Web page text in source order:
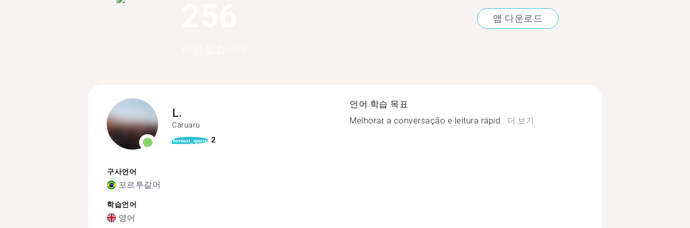
앱 다운로드
L.
Caruaru
format_quote 2
구사언어
포르투갈어
학습언어
영어
언어 학습 목표
Melhorar a conversação e leitura rápid... 더 보기